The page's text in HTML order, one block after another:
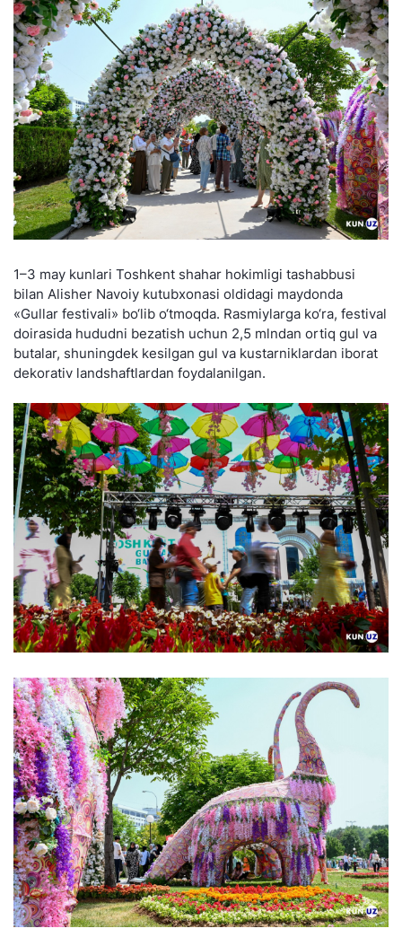
1–3 may kunlari Toshkent shahar hokimligi tashabbusi
bilan Alisher Navoiy kutubxonasi oldidagi maydonda
«Gullar festivali» bo‘lib o‘tmoqda. Rasmiylarga ko‘ra, festival
doirasida hududni bezatish uchun 2,5 mlndan ortiq gul va
butalar, shuningdek kesilgan gul va kustarniklardan iborat
dekorativ landshaftlardan foydalanilgan.